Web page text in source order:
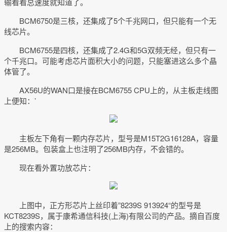
BCM6750是三核，还集成了5个千兆网口，但只能有一个无
线芯片。
BCM6755是四核，还集成了2.4G和5G双频无经，但只有一
个千兆口。可能考虑芯片面积大小的问题，只能塞进这么多个晶
体管了。
AX56U的WAN口是接在BCM6755 CPU上的，从主板走线图
上便知：’
主板左下角有一颗内存芯片，型号是M15T2G16128A，容量
是256MB。包装盒上也注明了256MB内存，不会错的。
现在看外置功放芯片：
上图中，正方形芯片上丝印着”8239S 913924“的型号是
KCT8239S，属于康希通信科技(上海)有限公司的产品。摘自百度
上的搜索内容：